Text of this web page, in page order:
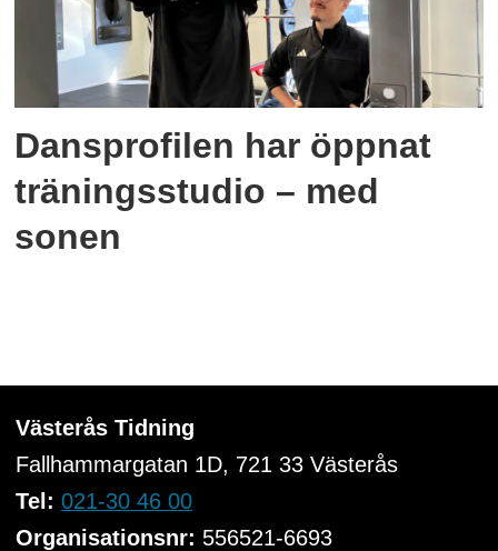
Dansprofilen har öppnat
träningsstudio – med
sonen
Västerås Tidning
Fallhammargatan 1D, 721 33Västerås
Tel: 021-30 46 00
Organisationsnr: 556521-6693